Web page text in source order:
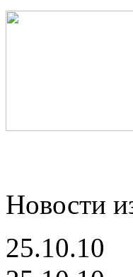
Новости
25.10.10